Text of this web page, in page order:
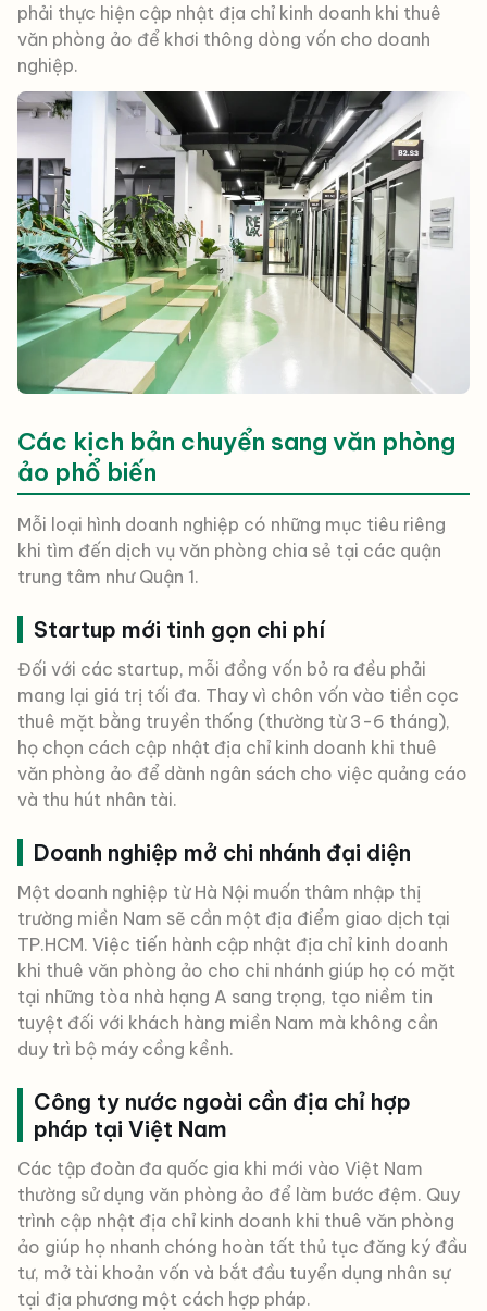
phải thực hiện cập nhật địa chỉ kinh doanh khi thuê
văn phòng ảo để khơi thông dòng vốn cho doanh
nghiệp.
Các kịch bản chuyển sang văn phòng
ảo phổ biến
Mỗi loại hình doanh nghiệp có những mục tiêu riêng
khi tìm đến dịch vụ văn phòng chia sẻ tại các quận
trung tâm như Quận 1.
Startup mới tinh gọn chi phí
Đối với các startup, mỗi đồng vốn bỏ ra đều phải
mang lại giá trị tối đa. Thay vì chôn vốn vào tiền cọc
thuê mặt bằng truyền thống (thường từ 3-6 tháng),
họ chọn cách cập nhật địa chỉ kinh doanh khi thuê
văn phòng ảo để dành ngân sách cho việc quảng cáo
và thu hút nhân tài.
Doanh nghiệp mở chi nhánh đại diện
Một doanh nghiệp từ Hà Nội muốn thâm nhập thị
trường miền Nam sẽ cần một địa điểm giao dịch tại
TP.HCM. Việc tiến hành cập nhật địa chỉ kinh doanh
khi thuê văn phòng ảo cho chi nhánh giúp họ có mặt
tại những tòa nhà hạng A sang trọng, tạo niềm tin
tuyệt đối với khách hàng miền Nam mà không cần
duy trì bộ máy cồng kềnh.
Công ty nước ngoài cần địa chỉ hợp
pháp tại Việt Nam
Các tập đoàn đa quốc gia khi mới vào Việt Nam
thường sử dụng văn phòng ảo để làm bước đệm. Quy
trình cập nhật địa chỉ kinh doanh khi thuê văn phòng
ảo giúp họ nhanh chóng hoàn tất thủ tục đăng ký đầu
tư, mở tài khoản vốn và bắt đầu tuyển dụng nhân sự
tại địa phương một cách hợp pháp.